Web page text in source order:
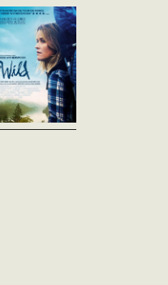
108'
l’effondrement
de la cité
du Nevada où elle
Fern décide de prendre
à bord de son van
et d’adopter...
vost - 115'
Après plusieurs années
d’errance, d’addiction et
de son couple, Cheryl
prend une décision
elle tourne le dos à son
passé...